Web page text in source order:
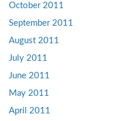
October 2011
September 2011
August 2011
July 2011
June 2011
May 2011
April 2011